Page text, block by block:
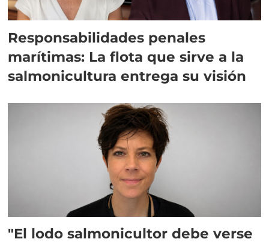
Responsabilidades penales
marítimas: La flota que sirve a la
salmonicultura entrega su visión
"El lodo salmonicultor debe verse